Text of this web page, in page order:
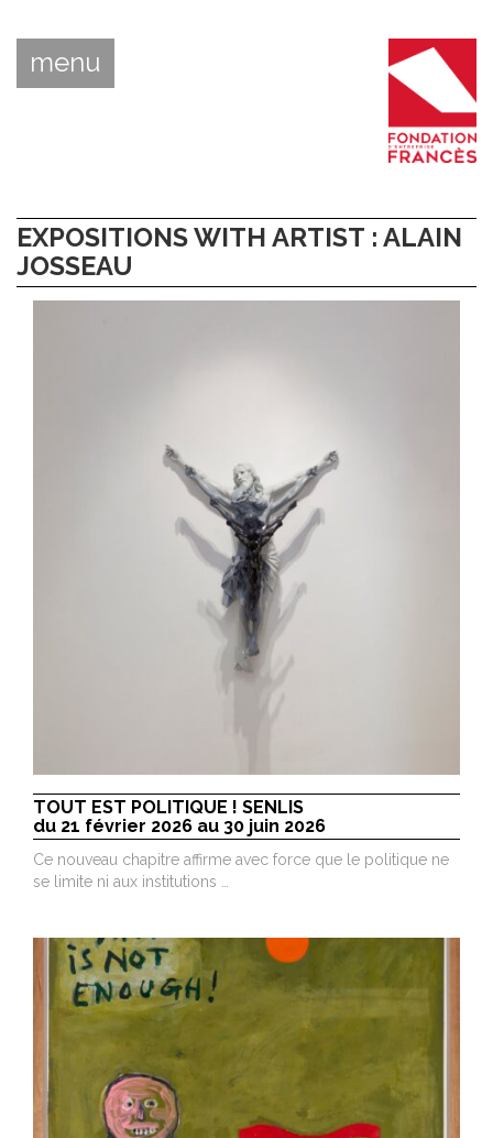
menu
EXPOSITIONS WITH ARTIST : ALAIN
JOSSEAU
TOUT EST POLITIQUE ! SENLIS
du 21 février 2026 au 30 juin 2026
Ce nouveau chapitre affirme avec force que le politique ne
se limite ni aux institutions …